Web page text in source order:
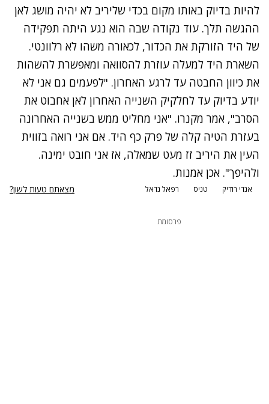
להיות בדיוק באותו מקום בכדי שליריב לא יהיה מושג לאן
ההגשה תלך. עוד נקודה שבה הוא נגע היתה תפקידה
של היד הזורקת את הכדור, לכאורה משהו לא רלוונטי.
השארת היד למעלה עוזרת להסוואה ומאפשרת להשהות
את כיוון החבטה עד לרגע האחרון. "לפעמים גם אני לא
יודע בדיוק עד לחלקיק השנייה האחרון לאן אחבוט את
הסרב", אמר מקנרו. "אני מחליט ממש בשנייה האחרונה
בעזרת הטיה קלה של פרק כף היד. אם אני רואה בזווית
העין את היריב זז מעט שמאלה, אז אני חובט ימינה.
ולהיפך". אכן אמנות.
אנדי רודיק טניס רפאל נדאל מצאתם טעות לשון?
פרסומת